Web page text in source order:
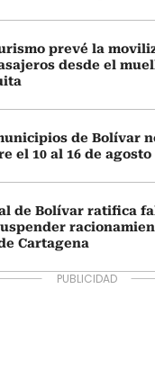
prevé la
desde el
de Bolívar
el 10 al 16 de agosto
de Bolívar ratifica
Cartagena